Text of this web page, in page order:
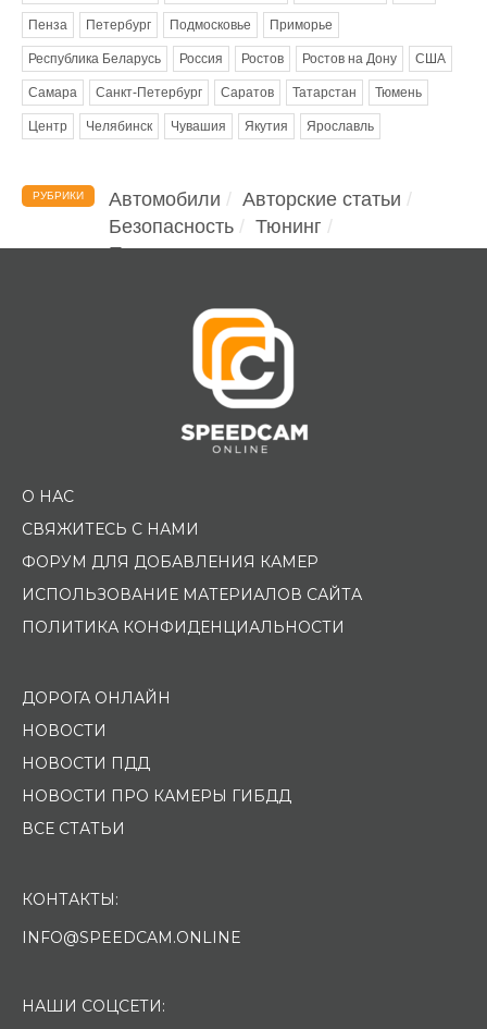
Пенза Петербург Подмосковье Приморье
Республика Беларусь Россия Ростов Ростов на Дону США
Самара Санкт-Петербург Саратов Татарстан Тюмень
Центр Челябинск Чувашия Якутия Ярославль
РУБРИКИ Автомобили
Авторские статьи
Безопасность
Тюнинг
Помощь водителю
О НАС
СВЯЖИТЕСЬ С НАМИ
ФОРУМ ДЛЯ ДОБАВЛЕНИЯ КАМЕР
ИСПОЛЬЗОВАНИЕ МАТЕРИАЛОВ САЙТА
ПОЛИТИКА КОНФИДЕНЦИАЛЬНОСТИ
ДОРОГА ОНЛАЙН
НОВОСТИ
НОВОСТИ ПДД
НОВОСТИ ПРО КАМЕРЫ ГИБДД
ВСЕ СТАТЬИ
КОНТАКТЫ:
INFO@SPEEDCAM.ONLINE
НАШИ СОЦСЕТИ: